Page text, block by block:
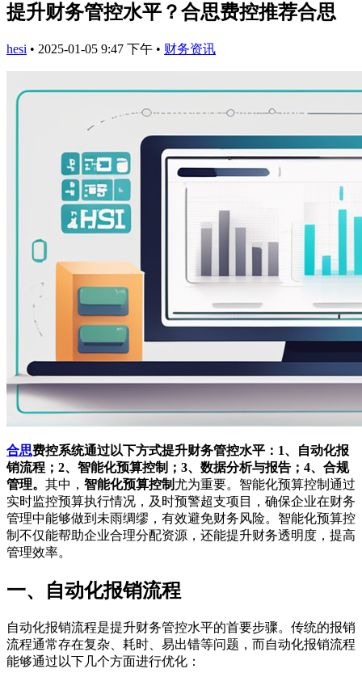
提升财务管控水平？合思费控推荐合思
hesi • 2025-01-05 9:47 下午 • 财务资讯
合思费控系统通过以下方式提升财务管控水平：1、自动化报
销流程；2、智能化预算控制；3、数据分析与报告；4、合规
管理。 其中， 智能化预算控制 尤为重要。智能化预算控制通过
实时监控预算执行情况，及时预警超支项目，确保企业在财务
管理中能够做到未雨绸缪，有效避免财务风险。智能化预算控
制不仅能帮助企业合理分配资源，还能提升财务透明度，提高
管理效率。
一、自动化报销流程
自动化报销流程是提升财务管控水平的首要步骤。传统的报销
流程通常存在复杂、耗时、易出错等问题，而自动化报销流程
能够通过以下几个方面进行优化：